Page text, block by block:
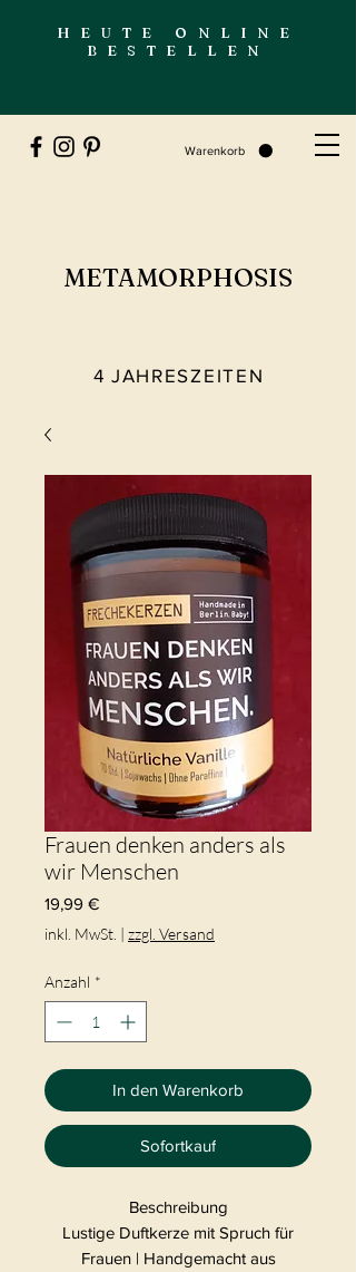
HEUTE ONLINE
BESTELLEN
Warenkorb
METAMORPHOSIS
4 JAHRESZEITEN
Frauen denken anders als
wir Menschen
19,99 €Preis
inkl. MwSt. | zzgl. Versand
Anzahl *
In den Warenkorb
Sofortkauf
Beschreibung
Lustige Duftkerze mit Spruch für
Frauen | Handgemacht aus